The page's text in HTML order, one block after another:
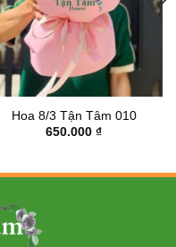
Hoa 8/3 Tận Tâm 010
650.000 ₫